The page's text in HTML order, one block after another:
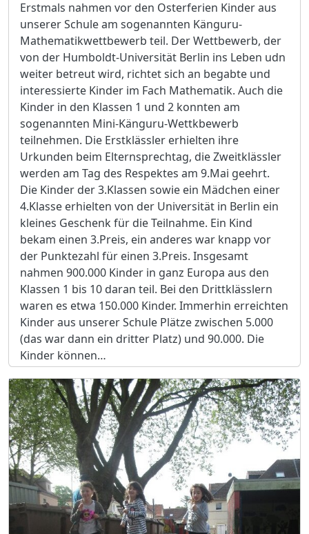
Erstmals nahmen vor den Osterferien Kinder aus
unserer Schule am sogenannten Känguru-
Mathematikwettbewerb teil. Der Wettbewerb, der
von der Humboldt-Universität Berlin ins Leben udn
weiter betreut wird, richtet sich an begabte und
interessierte Kinder im Fach Mathematik. Auch die
Kinder in den Klassen 1 und 2 konnten am
sogenannten Mini-Känguru-Wettkbewerb
teilnehmen. Die Erstklässler erhielten ihre
Urkunden beim Elternsprechtag, die Zweitklässler
werden am Tag des Respektes am 9.Mai geehrt.
Die Kinder der 3.Klassen sowie ein Mädchen einer
4.Klasse erhielten von der Universität in Berlin ein
kleines Geschenk für die Teilnahme. Ein Kind
bekam einen 3.Preis, ein anderes war knapp vor
der Punktezahl für einen 3.Preis. Insgesamt
nahmen 900.000 Kinder in ganz Europa aus den
Klassen 1 bis 10 daran teil. Bei den Drittklässlern
waren es etwa 150.000 Kinder. Immerhin erreichten
Kinder aus unserer Schule Plätze zwischen 5.000
(das war dann ein dritter Platz) und 90.000. Die
Kinder können…